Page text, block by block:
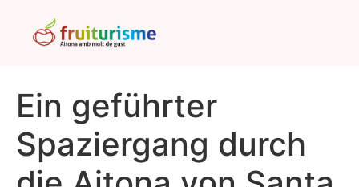
Ein geführter
Spaziergang durch